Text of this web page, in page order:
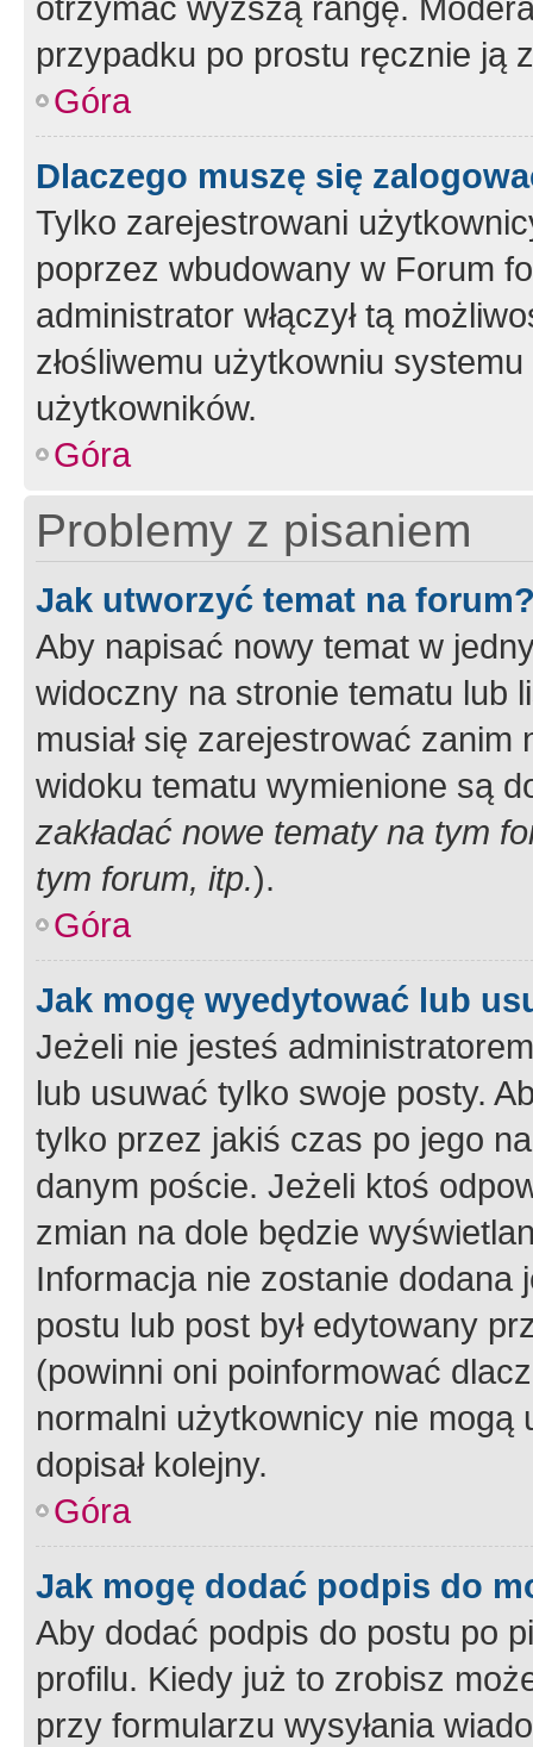
przypadku po prostu ręcznie ją
Góra
Dlaczego muszę się
Tylko zarejestrowani
poprzez wbudowany w Forum
administrator włączył tą
złośliwemu użytkowniu
użytkowników.
Góra
Problemy z pisaniem
Jak utworzyć temat na
Aby napisać nowy temat w
widoczny na stronie tematu lub
musiał się zarejestrować
widoku tematu wymienione są
zakładać nowe tematy na tym
tym forum, itp.).
Góra
Jak mogę wyedytować lub
Jeżeli nie jesteś
lub usuwać tylko swoje posty.
tylko przez jakiś czas po jego
danym poście. Jeżeli ktoś
zmian na dole będzie
Informacja nie zostanie dodana
postu lub post był edytowany
(powinni oni poinformować
normalni użytkownicy nie
dopisał kolejny.
Góra
Jak mogę dodać podpis do
Aby dodać podpis do postu po
profilu. Kiedy już to zrobisz
przy formularzu wysyłania